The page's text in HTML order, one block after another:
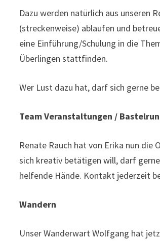
Dazu werden natürlich aus unseren
(streckenweise) ablaufen und
eine Einführung/Schulung in die
Überlingen stattfinden.
Wer Lust dazu hat, darf sich gerne
Team Veranstaltungen /
Renate Rauch hat von Erika nun
sich kreativ betätigen will, darf
helfende Hände. Kontakt jederzeit
Wandern
Unser Wanderwart Wolfgang hat